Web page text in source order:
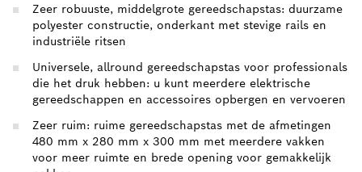
Zeer robuuste, middelgrote gereedschapstas: duurzame
polyester constructie, onderkant met stevige rails en
industriële ritsen
Universele, allround gereedschapstas voor professionals
die het druk hebben: u kunt meerdere elektrische
gereedschappen en accessoires opbergen en vervoeren
Zeer ruim: ruime gereedschapstas met de afmetingen
480 mm x 280 mm x 300 mm met meerdere vakken
voor meer ruimte en brede opening voor gemakkelijk